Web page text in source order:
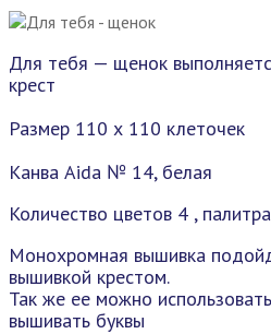
Для тебя — щенок
крест
Размер 110 х 110 клеточек
Канва Aida № 14, белая
Количество цветов 4 ,
Монохромная вышивка
вышивкой крестом.
Так же ее можно
вышивать буквы